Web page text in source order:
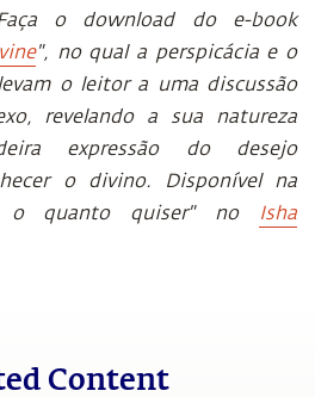
o download do e-book
", no qual a perspicácia e o
o leitor a uma discussão
revelando a sua natureza
expressão do desejo
o divino. Disponível na
o quanto quiser" no
Isha
Content